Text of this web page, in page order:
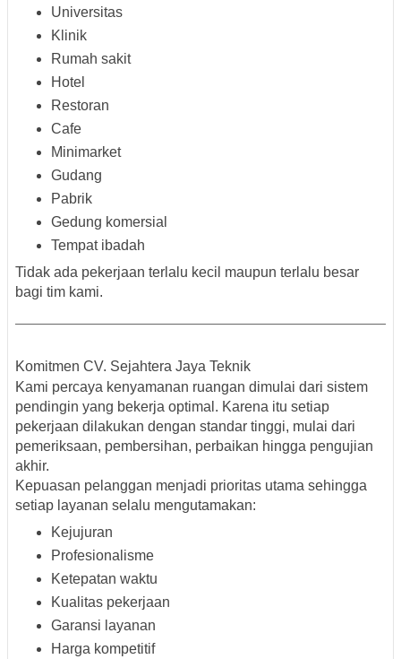
Universitas
Klinik
Rumah sakit
Hotel
Restoran
Cafe
Minimarket
Gudang
Pabrik
Gedung komersial
Tempat ibadah
Tidak ada pekerjaan terlalu kecil maupun terlalu besar
bagi tim kami.
Komitmen CV. Sejahtera Jaya Teknik
Kami percaya kenyamanan ruangan dimulai dari sistem
pendingin yang bekerja optimal. Karena itu setiap
pekerjaan dilakukan dengan standar tinggi, mulai dari
pemeriksaan, pembersihan, perbaikan hingga pengujian
akhir.
Kepuasan pelanggan menjadi prioritas utama sehingga
setiap layanan selalu mengutamakan:
Kejujuran
Profesionalisme
Ketepatan waktu
Kualitas pekerjaan
Garansi layanan
Harga kompetitif